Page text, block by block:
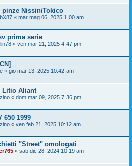
pinze Nissin/Tokico
« mar mag 06, 2025 1:00 am
prima serie
« ven mar 21, 2025 4:47 pm
« gio mar 13, 2025 10:42 am
Litio Aliant
« dom mar 09, 2025 7:36 pm
650 1999
« ven feb 21, 2025 10:12 am
"Street" omologati
« sab dic 28, 2024 10:19 am